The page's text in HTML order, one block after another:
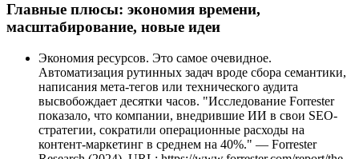
Главные плюсы: экономия времени,
масштабирование, новые идеи
Экономия ресурсов. Это самое очевидное.
Автоматизация рутинных задач вроде сбора семантики,
написания мета-тегов или технического аудита
высвобождает десятки часов. "Исследование Forrester
показало, что компании, внедрившие ИИ в свои SEO-
стратегии, сократили операционные расходы на
контент-маркетинг в среднем на 40%." — Forrester